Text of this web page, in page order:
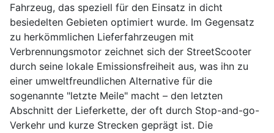
Fahrzeug, das speziell für den Einsatz in dicht
besiedelten Gebieten optimiert wurde. Im Gegensatz
zu herkömmlichen Lieferfahrzeugen mit
Verbrennungsmotor zeichnet sich der StreetScooter
durch seine lokale Emissionsfreiheit aus, was ihn zu
einer umweltfreundlichen Alternative für die
sogenannte "letzte Meile" macht – den letzten
Abschnitt der Lieferkette, der oft durch Stop-and-go-
Verkehr und kurze Strecken geprägt ist. Die